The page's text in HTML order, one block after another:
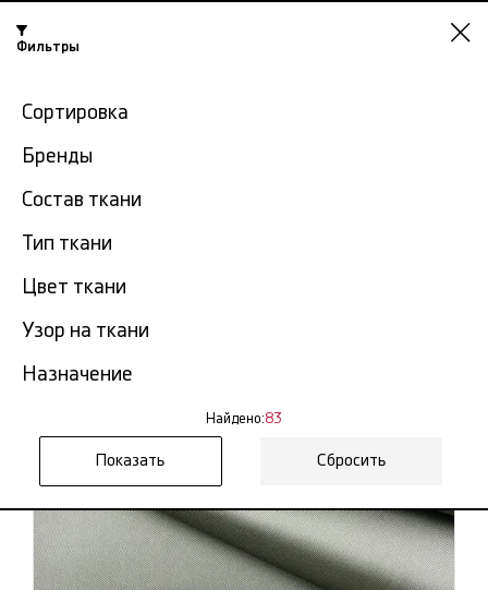
Омск
-15% на ткани по промокоду NY15
Главная Подкладочная ткань
Подкладочная ткань
Италия в Омске
Фильтр
Показать все
Фильтры
Сортировка
Бренды
Состав ткани
Тип ткани
Цвет ткани
Узор на ткани
Назначение
Найдено:83
Сбросить